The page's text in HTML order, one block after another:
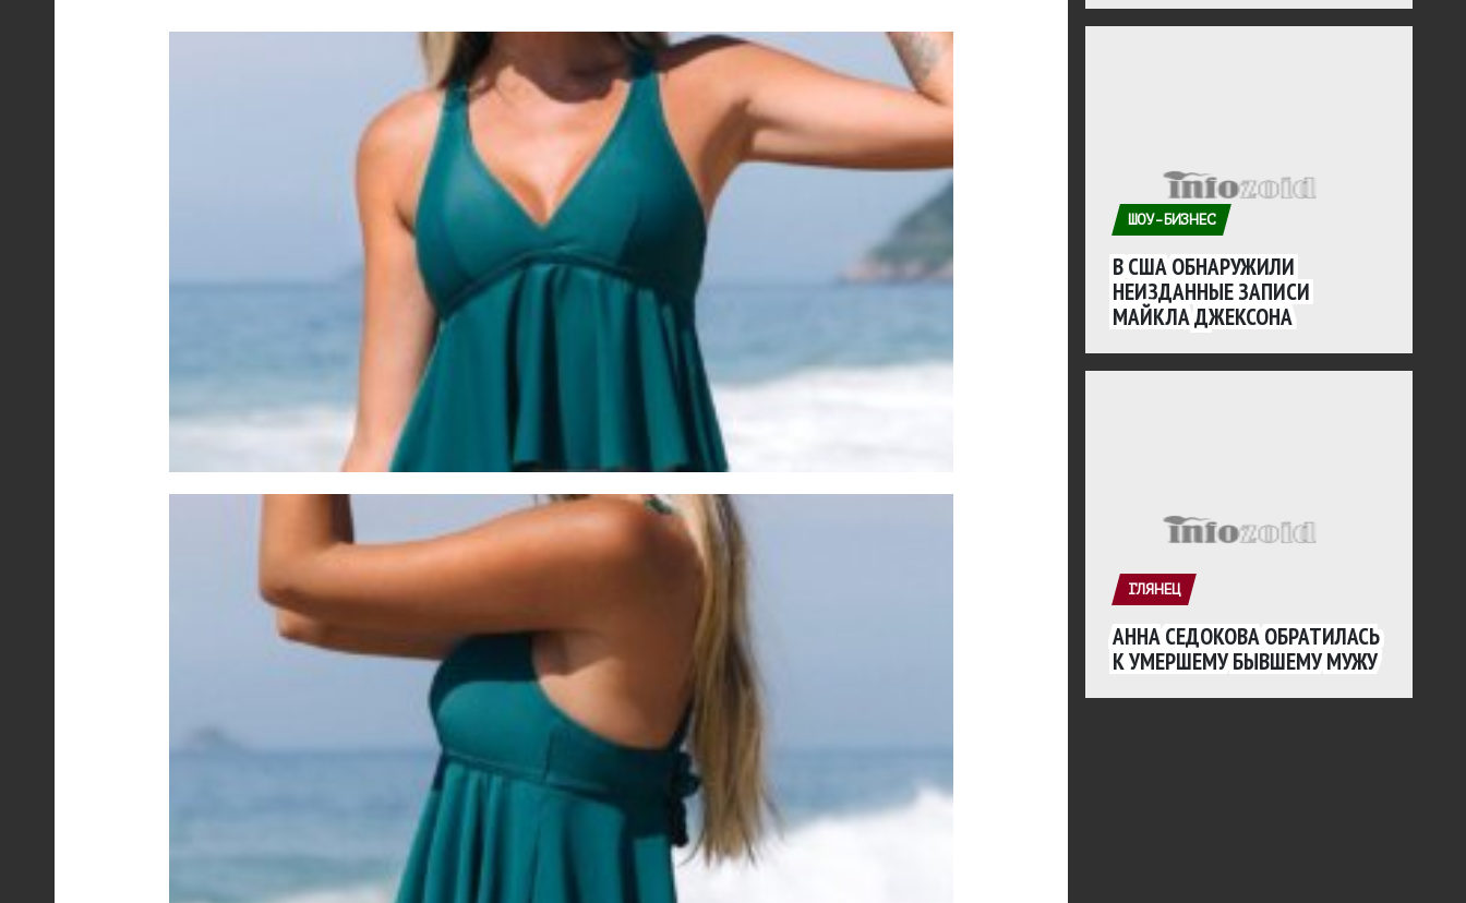
ШОУ-БИЗНЕС
В США ОБНАРУЖИЛИ
НЕИЗДАННЫЕ ЗАПИСИ
МАЙКЛА ДЖЕКСОНА
ГЛЯНЕЦ
АННА СЕДОКОВА ОБРАТИЛАСЬ
К УМЕРШЕМУ БЫВШЕМУ МУЖУ